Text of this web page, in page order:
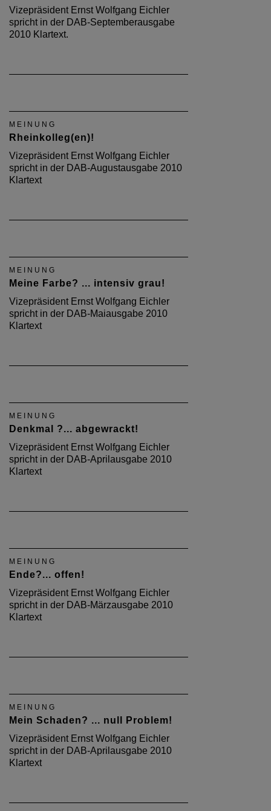
Vizepräsident Ernst Wolfgang Eichler
spricht in der DAB-Septemberausgabe
2010 Klartext.
MEINUNG
Rheinkolleg(en)!
Vizepräsident Ernst Wolfgang Eichler
spricht in der DAB-Augustausgabe 2010
Klartext
MEINUNG
Meine Farbe? ... intensiv grau!
Vizepräsident Ernst Wolfgang Eichler
spricht in der DAB-Maiausgabe 2010
Klartext
MEINUNG
Denkmal ?... abgewrackt!
Vizepräsident Ernst Wolfgang Eichler
spricht in der DAB-Aprilausgabe 2010
Klartext
MEINUNG
Ende?... offen!
Vizepräsident Ernst Wolfgang Eichler
spricht in der DAB-Märzausgabe 2010
Klartext
MEINUNG
Mein Schaden? ... null Problem!
Vizepräsident Ernst Wolfgang Eichler
spricht in der DAB-Aprilausgabe 2010
Klartext